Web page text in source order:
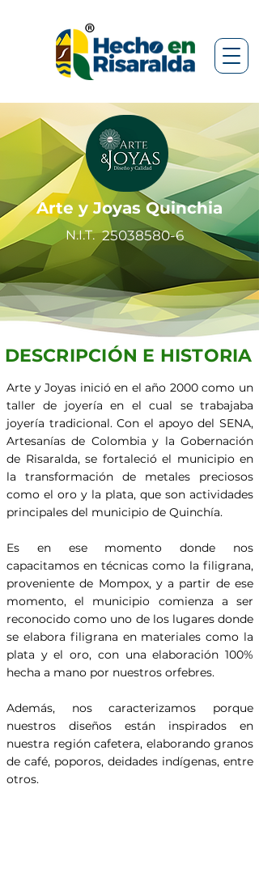
Arte y Joyas Quinchia
N.I.T. 25038580-6
DESCRIPCIÓN E HISTORIA
Arte y Joyas inició en el año 2000 como un
taller de joyería en el cual se trabajaba
joyería tradicional. Con el apoyo del SENA,
Artesanías de Colombia y la Gobernación
de Risaralda, se fortaleció el municipio en
la transformación de metales preciosos
como el oro y la plata, que son actividades
principales del municipio de Quinchía.
Es en ese momento donde nos
capacitamos en técnicas como la filigrana,
proveniente de Mompox, y a partir de ese
momento, el municipio comienza a ser
reconocido como uno de los lugares donde
se elabora filigrana en materiales como la
plata y el oro, con una elaboración 100%
hecha a mano por nuestros orfebres.
Además, nos caracterizamos porque
nuestros diseños están inspirados en
nuestra región cafetera, elaborando granos
de café, poporos, deidades indígenas, entre
otros.